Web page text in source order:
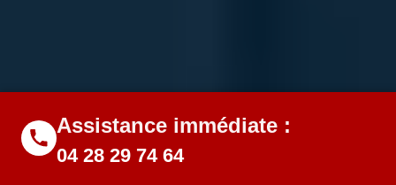
Assistance immédiate :
04 28 29 74 64